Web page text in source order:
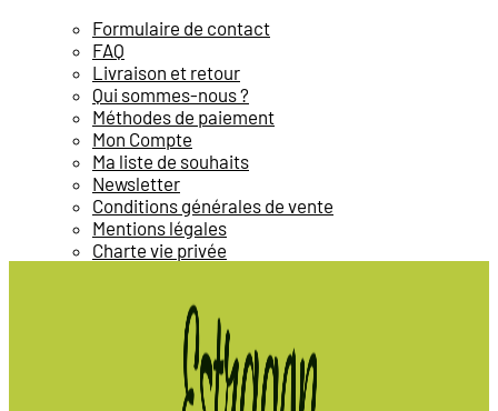
Formulaire de contact
FAQ
Livraison et retour
Qui sommes-nous ?
Méthodes de paiement
Mon Compte
Ma liste de souhaits
Newsletter
Conditions générales de vente
Mentions légales
Charte vie privée